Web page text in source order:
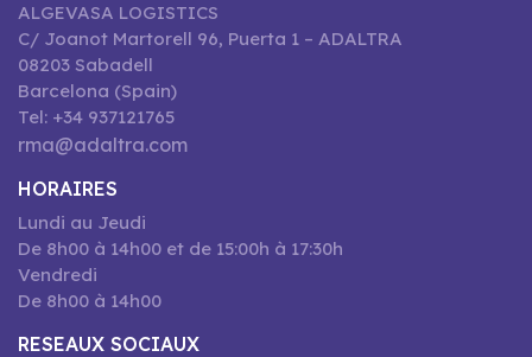
ALGEVASA LOGISTICS
C/ Joanot Martorell 96, Puerta 1 – ADALTRA
08203 Sabadell
Barcelona (Spain)
Tel: +34 937121765
rma@adaltra.com
HORAIRES
Lundi au Jeudi
De 8h00 à 14h00 et de 15:00h à 17:30h
Vendredi
De 8h00 à 14h00
RESEAUX SOCIAUX